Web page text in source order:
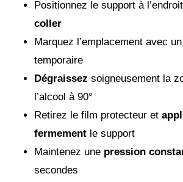
Positionnez le support à
coller
Marquez l’emplacement avec
temporaire
Dégraissez soigneusement la
l’alcool à 90°
Retirez le film protecteur et
fermement le support
Maintenez une pression
secondes